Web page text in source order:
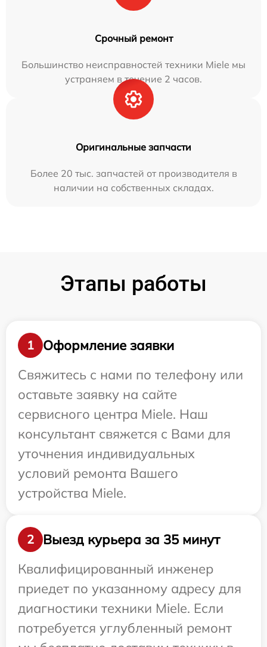
Срочный ремонт
Большинство неисправностей техники Miele мы
устраняем в течение 2 часов.
Оригинальные запчасти
Более 20 тыс. запчастей от производителя в
наличии на собственных складах.
Этапы работы
1
Оформление заявки
Свяжитесь с нами по телефону или
оставьте заявку на сайте
сервисного центра Miele. Наш
консультант свяжется с Вами для
уточнения индивидуальных
условий ремонта Вашего
устройства Miele.
2
Выезд курьера за 35 минут
Квалифицированный инженер
приедет по указанному адресу для
диагностики техники Miele. Если
потребуется углубленный ремонт